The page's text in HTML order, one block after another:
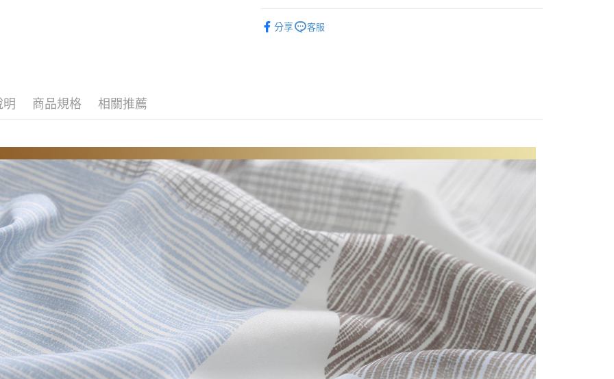
付」結帳頁面，進行簡訊認證並確認金額後，即可完成結帳。
【注意事項】
１．透過由恩沛科技股份有限公司提供之「AFTEE先享後付」服務完成之
交易，需依本服務之必要範圍內提供個人資料，並將交易相關給付款項請
求債權轉讓予恩沛科技股份有限公司。
２．關於個人資料處理事宜，請瀏覽以下網址：
https://aftee.tw/terms/#terms3
３．未成年的使用者請事先徵得法定代理人或監護人之同意方可使用
「AFTEE先享後付」，若未經同意申辦者引起之損失，本公司不負相關責
任。
４．使用「AFTEE先享後付」時，將依據個別帳號之用戶狀況，依本公司
即時審查核予不同之上限額度；若仍有額度不足之情形，本公司將視審查
結果請求用戶進行身份認證。
５．嚴禁一人註冊多個帳號或使用他人資訊註冊。若發現惡意使用之情
形，恩沛科技股份有限公司將有權停止該用戶之使用額度並採取法律行
宅配
每筆NT$100，滿NT$499(含以上)免運費
離島宅配
每筆NT$100，滿NT$499(含以上)免運費
分享 客服
明 商品規格 相關推薦